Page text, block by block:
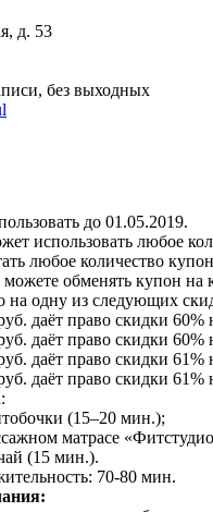
д. 53
без выходных
до 01.05.2019.
использовать любое
любое количество
обменять купон на
на одну из следующих
даёт право скидки 60%
даёт право скидки 60%
даёт право скидки 61%
даёт право скидки 61%
(15–20 мин.);
матрасе
(15 мин.).
70-80 мин.